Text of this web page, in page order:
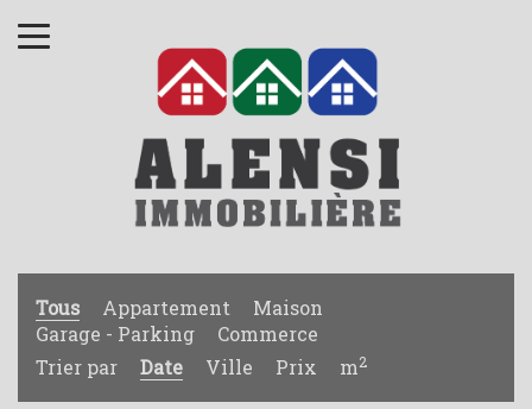
Tous Appartement
Maison
Garage - Parking
Commerce
Trier par
Date Ville Prix m2